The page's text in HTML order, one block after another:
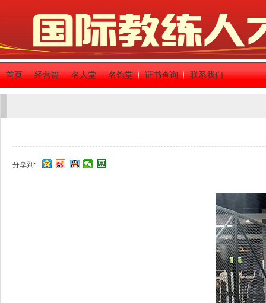
首页 经营篇 名人堂 名馆堂 证书查询 联系我们
分享到: